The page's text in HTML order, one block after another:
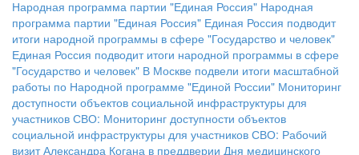
Народная программа партии "Единая Россия" Народная
программа партии "Единая Россия" Единая Россия подводит
итоги народной программы в сфере "Государство и человек"
Единая Россия подводит итоги народной программы в сфере
"Государство и человек" В Москве подвели итоги масштабной
работы по Народной программе "Единой России" Мониторинг
доступности объектов социальной инфраструктуры для
участников СВО: Мониторинг доступности объектов
социальной инфраструктуры для участников СВО: Рабочий
визит Александра Когана в преддверии Дня медицинского